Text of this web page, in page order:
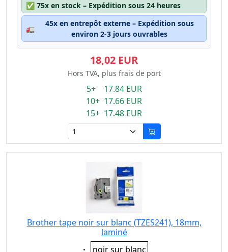
✅ 75x en stock – Expédition sous 24 heures
🚛
45x en entrepôt externe – Expédition sous
environ 2-3 jours ouvrables
18,02 EUR
Hors TVA, plus frais de port
5+ 17.84 EUR
10+ 17.66 EUR
15+ 17.48 EUR
Brother tape noir sur blanc (TZES241), 18mm,
laminé
Eigenschaft:
noir sur blanc